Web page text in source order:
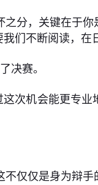
分，关键在于
们不断阅读，在
决赛。
次机会能更专
仅仅是身为辩